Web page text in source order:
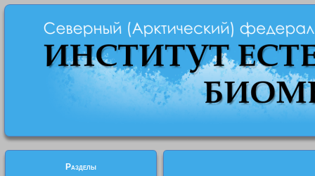
Разделы